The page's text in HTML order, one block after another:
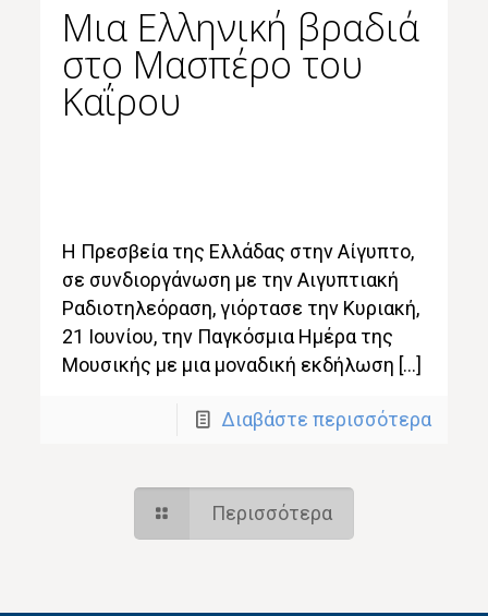
Μια Ελληνική βραδιά
στο Μασπέρο του
Καΐρου
Η Πρεσβεία της Ελλάδας στην Αίγυπτο,
σε συνδιοργάνωση με την Αιγυπτιακή
Ραδιοτηλεόραση, γιόρτασε την Κυριακή,
21 Ιουνίου, την Παγκόσμια Ημέρα της
Μουσικής με μια μοναδική εκδήλωση […]
Διαβάστε περισσότερα
Περισσότερα